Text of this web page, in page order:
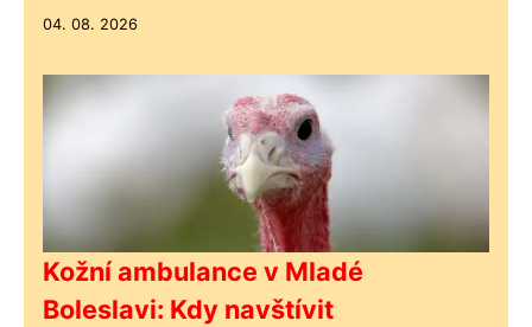
04. 08. 2026
Kožní ambulance v Mladé
Boleslavi: Kdy navštívit